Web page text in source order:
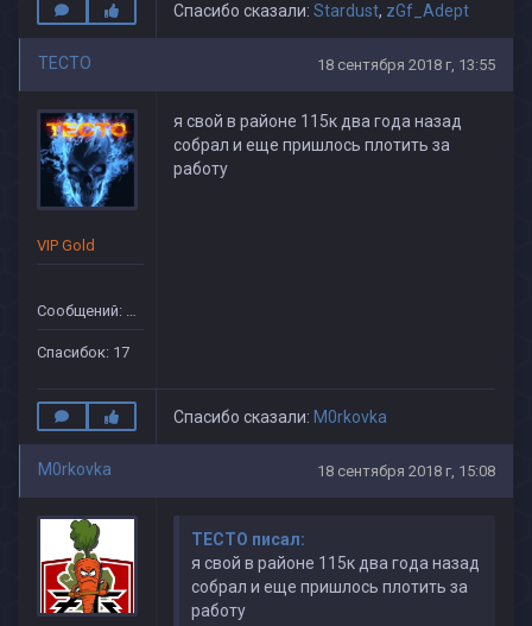
Спасибо сказали: Stardust, zGf_Adept
TECTO 18 сентября 2018 г, 13:55
VIP Gold
Сообщений: 68
Спасибок: 17
я свой в районе 115к два года назад
собрал и еще пришлось плотить за
работу
Спасибо сказали: M0rkovka
M0rkovka 18 сентября 2018 г, 15:08
TECTO писал:
я свой в районе 115к два года назад
собрал и еще пришлось плотить за
работу